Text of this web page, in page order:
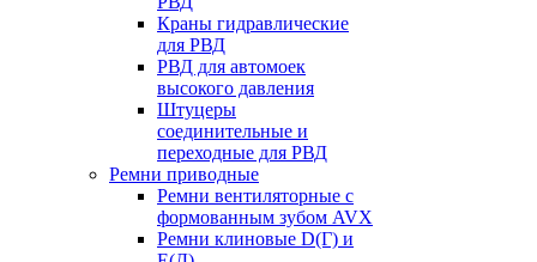
Краны гидравлические
для РВД
РВД для автомоек
высокого давления
Штуцеры
соединительные и
переходные для РВД
Ремни приводные
Ремни вентиляторные с
формованным зубом AVX
Ремни клиновые D(Г) и